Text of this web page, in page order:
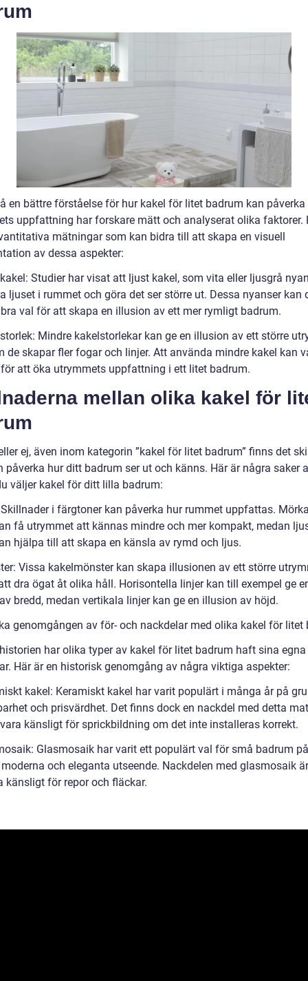
en bättre förståelse för hur kakel för litet badrum kan påverka
uppfattning har forskare mätt och analyserat olika faktorer.
mätningar som kan bidra till att skapa en visuell
av dessa aspekter:
Studier har visat att ljust kakel, som vita eller ljusgrå
ljuset i rummet och göra det ser större ut. Dessa nyanser kan
val för att skapa en illusion av ett mer rymligt badrum.
Mindre kakelstorlekar kan ge en illusion av ett större
de skapar fler fogar och linjer. Att använda mindre kakel kan
att öka utrymmets uppfattning i ett litet badrum.
mellan olika kakel för
ej, även inom kategorin ”kakel för litet badrum” finns det
påverka hur ditt badrum ser ut och känns. Här är några saker
väljer kakel för ditt lilla badrum:
i färgtoner kan påverka hur rummet uppfattas.
få utrymmet att kännas mindre och mer kompakt, medan
hjälpa till att skapa en känsla av rymd och ljus.
Vissa kakelmönster kan skapa illusionen av ett större
dra ögat åt olika håll. Horisontella linjer kan till exempel ge
bredd, medan vertikala linjer kan ge en illusion av höjd.
genomgången av för- och nackdelar med olika kakel för litet
har olika typer av kakel för litet badrum haft sina
Här är en historisk genomgång av några viktiga aspekter:
kakel: Keramiskt kakel har varit populärt i många år på
och prisvärdhet. Det finns dock en nackdel med detta
känsligt för sprickbildning om det inte installeras korrekt.
Glasmosaik har varit ett populärt val för små badrum
och eleganta utseende. Nackdelen med glasmosaik
känsligt för repor och fläckar.